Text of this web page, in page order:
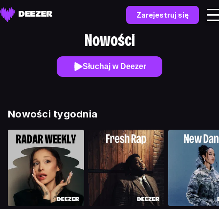
Zarejestruj się
Nowości
Słuchaj w Deezer
Nowości tygodnia